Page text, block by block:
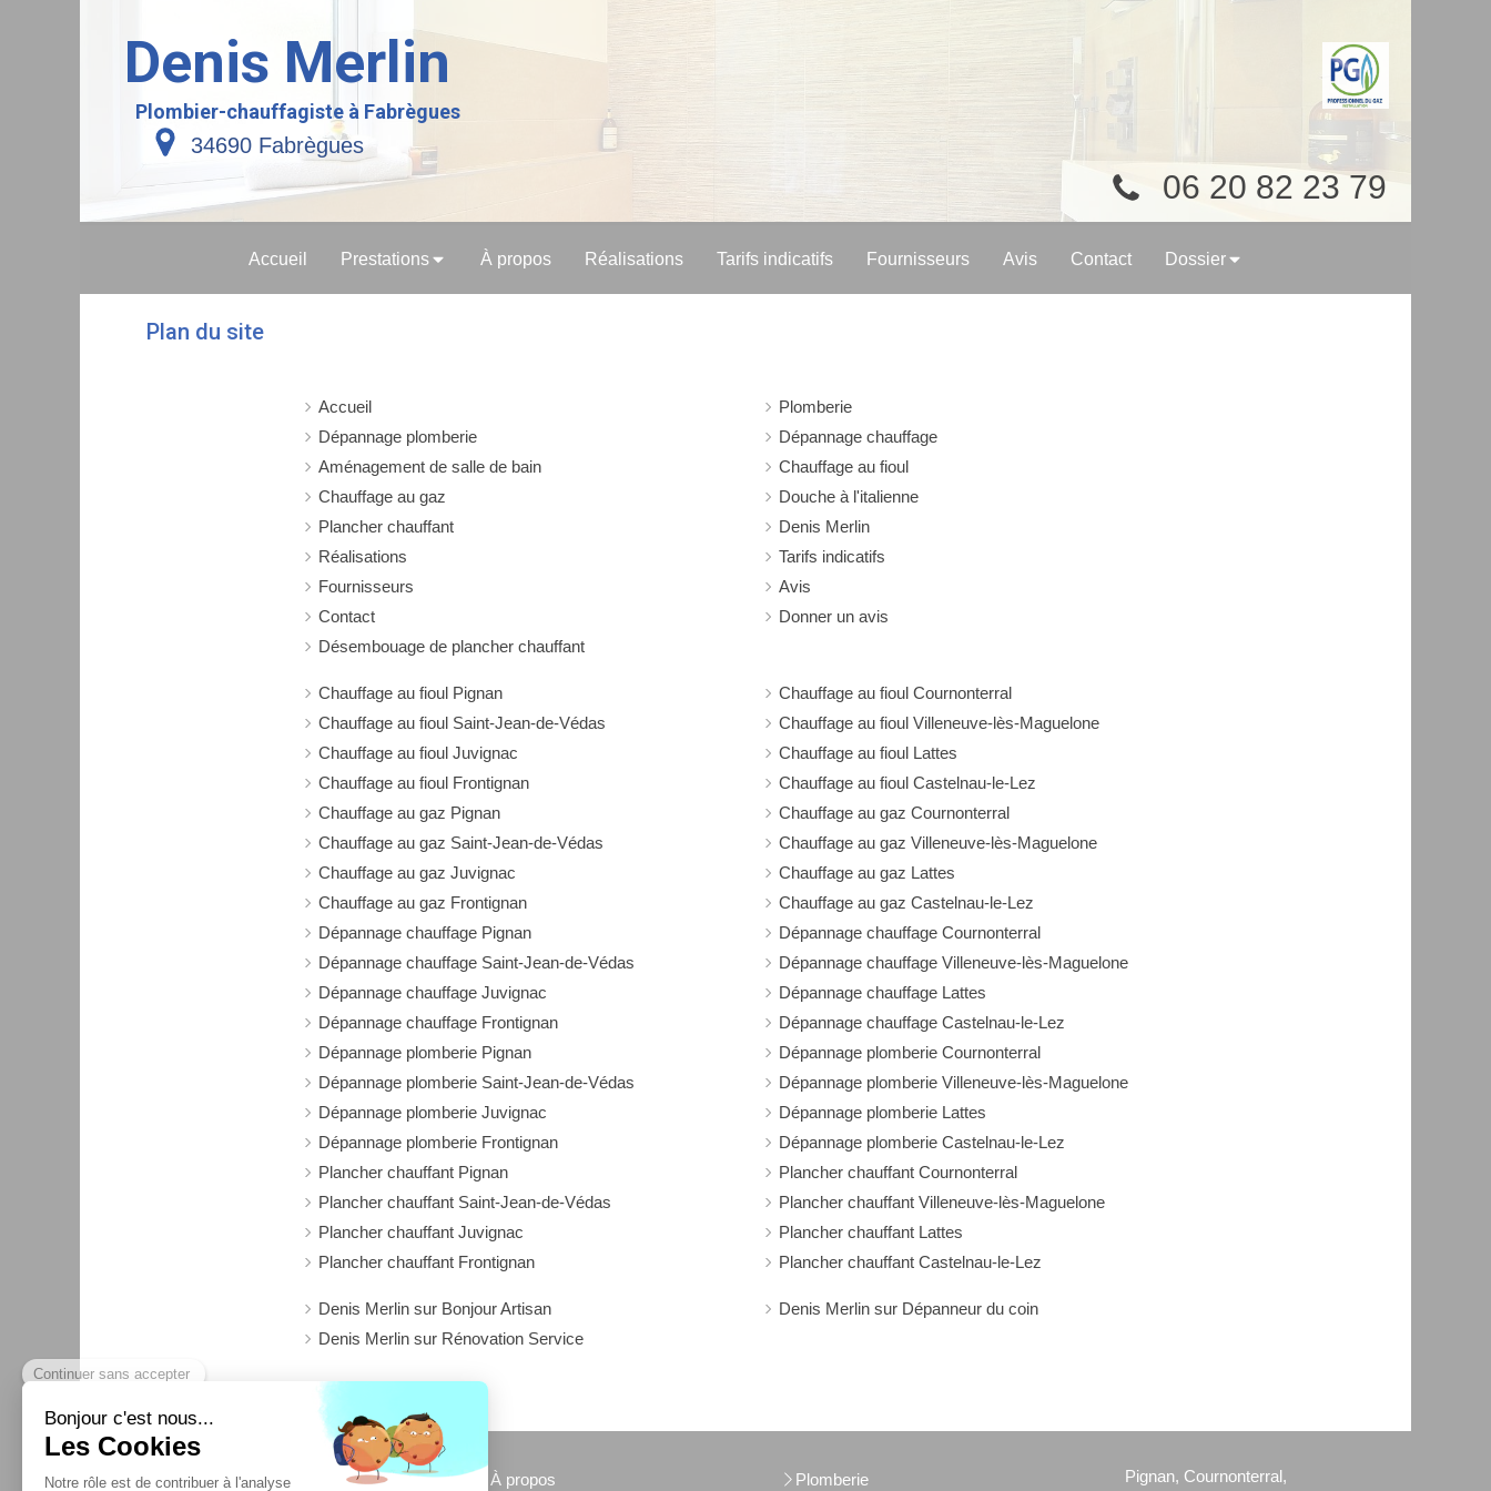
Denis Merlin
Plombier-chauffagiste à Fabrègues
06 20 82 23 79
34690 Fabrègues
Accueil Prestations À propos Réalisations Tarifs indicatifs Fournisseurs Avis Contact Dossier
Plan du site
Accueil
Plomberie
Dépannage plomberie
Dépannage chauffage
Aménagement de salle de bain
Chauffage au fioul
Chauffage au gaz
Douche à l'italienne
Plancher chauffant
Denis Merlin
Réalisations
Tarifs indicatifs
Fournisseurs
Avis
Contact
Donner un avis
Désembouage de plancher chauffant
Chauffage au fioul Pignan
Chauffage au fioul Cournonterral
Chauffage au fioul Saint-Jean-de-Védas
Chauffage au fioul Villeneuve-lès-Maguelone
Chauffage au fioul Juvignac
Chauffage au fioul Lattes
Chauffage au fioul Frontignan
Chauffage au fioul Castelnau-le-Lez
Chauffage au gaz Pignan
Chauffage au gaz Cournonterral
Chauffage au gaz Saint-Jean-de-Védas
Chauffage au gaz Villeneuve-lès-Maguelone
Chauffage au gaz Juvignac
Chauffage au gaz Lattes
Chauffage au gaz Frontignan
Chauffage au gaz Castelnau-le-Lez
Dépannage chauffage Pignan
Dépannage chauffage Cournonterral
Dépannage chauffage Saint-Jean-de-Védas
Dépannage chauffage Villeneuve-lès-Maguelone
Dépannage chauffage Juvignac
Dépannage chauffage Lattes
Dépannage chauffage Frontignan
Dépannage chauffage Castelnau-le-Lez
Dépannage plomberie Pignan
Dépannage plomberie Cournonterral
Dépannage plomberie Saint-Jean-de-Védas
Dépannage plomberie Villeneuve-lès-Maguelone
Dépannage plomberie Juvignac
Dépannage plomberie Lattes
Dépannage plomberie Frontignan
Dépannage plomberie Castelnau-le-Lez
Plancher chauffant Pignan
Plancher chauffant Cournonterral
Plancher chauffant Saint-Jean-de-Védas
Plancher chauffant Villeneuve-lès-Maguelone
Plancher chauffant Juvignac
Plancher chauffant Lattes
Plancher chauffant Frontignan
Plancher chauffant Castelnau-le-Lez
Denis Merlin sur Bonjour Artisan
Denis Merlin sur Dépanneur du coin
Denis Merlin sur Rénovation Service
Denis Merlin
À propos Plomberie
Pignan, Cournonterral,